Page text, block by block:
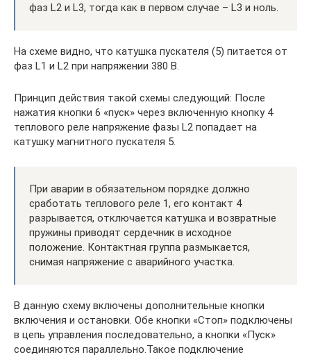
фаз L2 и L3, тогда как в первом случае – L3 и ноль.
На схеме видно, что катушка пускателя (5) питается от
фаз L1 и L2 при напряжении 380 В.
Принцип действия такой схемы следующий: После
нажатия кнопки 6 «пуск» через включенную кнопку 4
теплового реле напряжение фазы L2 попадает на
катушку магнитного пускателя 5.
При аварии в обязательном порядке должно
сработать теплового реле 1, его контакт 4
разрывается, отключается катушка и возвратные
пружины приводят сердечник в исходное
положение. Контактная группа размыкается,
снимая напряжение с аварийного участка.
В данную схему включены дополнительные кнопки
включения и остановки. Обе кнопки «Стоп» подключены
в цепь управления последовательно, а кнопки «Пуск»
соединяются параллельно.Такое подключение